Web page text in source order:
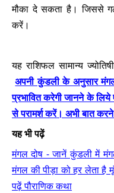
मौका दे सकता है। जिससे
करें।
यह राशिफल सामान्य
अपनी कुंडली के अनुसार
प्रभावित करेगी जानने के लिये
से परामर्श करें। अभी बात
यह भी पढ़ें
मंगल दोष - जानें कुंडली में
मंगल की पीड़ा को हर लेता है
पढ़ें पौराणिक कथा